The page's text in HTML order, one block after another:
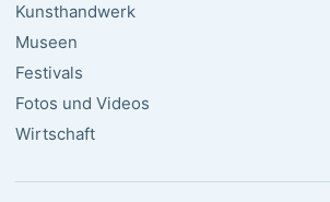
Kunsthandwerk
Museen
Festivals
Fotos und Videos
Wirtschaft